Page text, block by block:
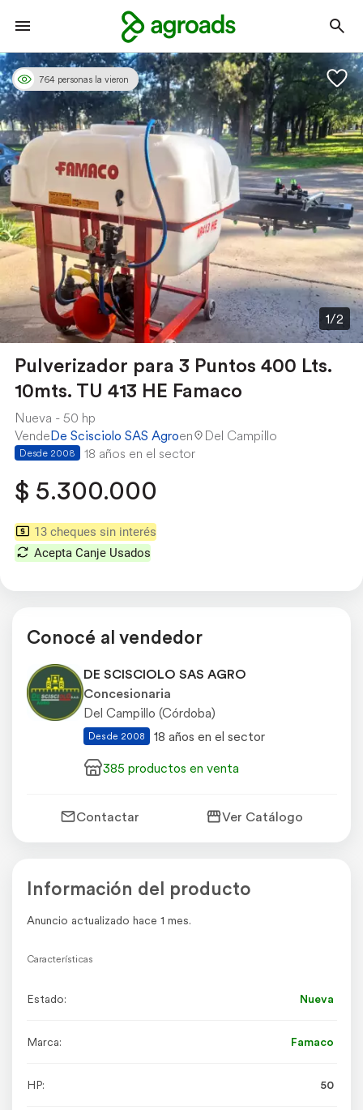
1/2
764 personas la vieron
Pulverizador para 3 Puntos 400 Lts.
10mts. TU 413 HE Famaco
Nueva
50 hp
VendeDe Scisciolo SAS Agroen Del Campillo
Desde 2008 18 años en el sector
$ 5.300.000
13 cheques sin interés
Acepta Canje Usados
Conocé al vendedor
DE SCISCIOLO SAS AGRO
Concesionaria
Del Campillo (Córdoba)
Desde 2008
18 años en el sector
385 productos en venta
Contactar Ver Catálogo
Información del producto
Anuncio actualizado hace 1 mes.
Características
Estado: Nueva
Marca: Famaco
HP: 50